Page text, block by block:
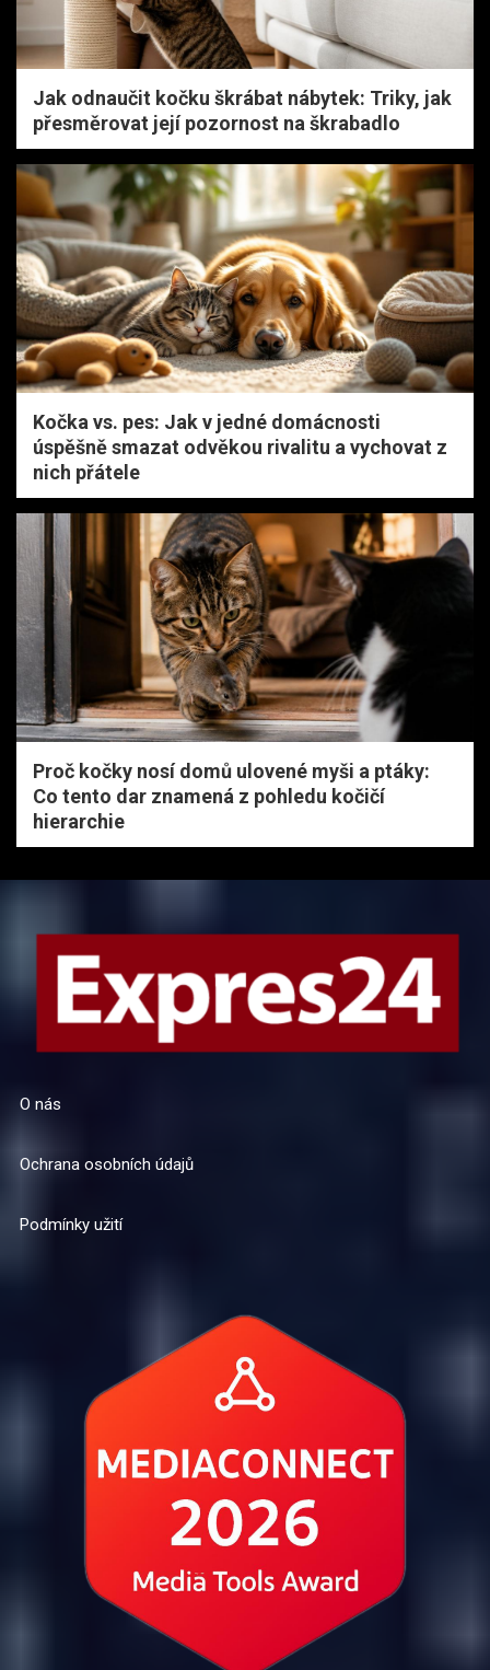
Jak odnaučit kočku škrábat nábytek: Triky, jak
přesměrovat její pozornost na škrabadlo
Kočka vs. pes: Jak v jedné domácnosti
úspěšně smazat odvěkou rivalitu a vychovat z
nich přátele
Proč kočky nosí domů ulovené myši a ptáky:
Co tento dar znamená z pohledu kočičí
hierarchie
O nás
Ochrana osobních údajů
Podmínky užití